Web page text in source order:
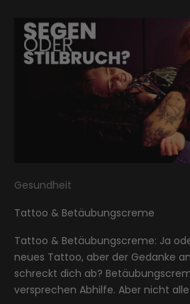
Gesundheit
Tattoo & Betäubungscreme
Tattoo & Betäubungscreme: Ja
neues Tattoo, aber der Gedanke
schreckt dich ab?
versprechen Abhilfe. Aber nicht alle